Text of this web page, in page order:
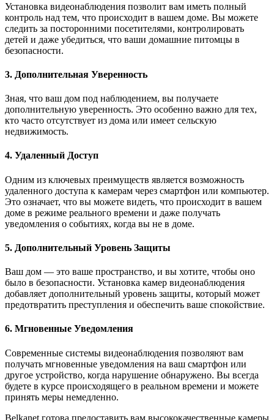
Установка видеонаблюдения позволит вам иметь полный
контроль над тем, что происходит в вашем доме. Вы можете
следить за посторонними посетителями, контролировать
детей и даже убедиться, что ваши домашние питомцы в
безопасности.
3. Дополнительная Уверенность
Зная, что ваш дом под наблюдением, вы получаете
дополнительную уверенность. Это особенно важно для тех,
кто часто отсутствует из дома или имеет сельскую
недвижимость.
4. Удаленный Доступ
Одним из ключевых преимуществ является возможность
удаленного доступа к камерам через смартфон или компьютер.
Это означает, что вы можете видеть, что происходит в вашем
доме в режиме реального времени и даже получать
уведомления о событиях, когда вы не в доме.
5. Дополнительный Уровень Защиты
Ваш дом — это ваше пространство, и вы хотите, чтобы оно
было в безопасности. Установка камер видеонаблюдения
добавляет дополнительный уровень защиты, который может
предотвратить преступления и обеспечить ваше спокойствие.
6. Мгновенные Уведомления
Современные системы видеонаблюдения позволяют вам
получать мгновенные уведомления на ваш смартфон или
другое устройство, когда нарушение обнаружено. Вы всегда
будете в курсе происходящего в реальном времени и можете
принять меры немедленно.
Belkanet готова предоставить вам высококачественные камеры